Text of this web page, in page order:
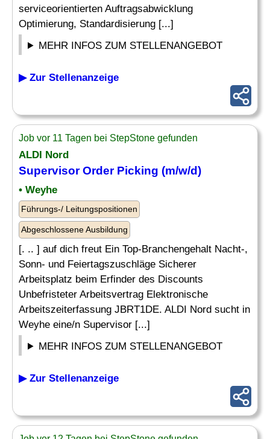
serviceorientierten Auftragsabwicklung
Optimierung, Standardisierung [...]
MEHR INFOS ZUM STELLENANGEBOT
▶ Zur Stellenanzeige
Job vor 11 Tagen bei StepStone gefunden
ALDI Nord
SupervisorOrderPicking (m/w/d)
• Weyhe
Führungs-/ Leitungspositionen
Abgeschlossene Ausbildung
[. .. ] auf dich freut Ein Top-Branchengehalt Nacht-,
Sonn- und Feiertagszuschläge Sicherer
Arbeitsplatz beim Erfinder des Discounts
Unbefristeter Arbeitsvertrag Elektronische
Arbeitszeiterfassung JBRT1DE. ALDI Nord sucht in
Weyhe eine/n Supervisor [...]
MEHR INFOS ZUM STELLENANGEBOT
▶ Zur Stellenanzeige